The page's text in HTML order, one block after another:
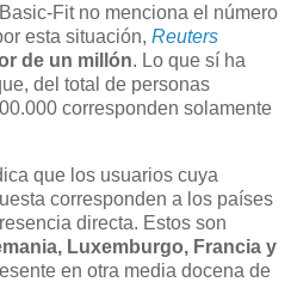
Fit no menciona el número
esta situación, Reuters
de un millón. Lo que sí ha
del total de personas
corresponden solamente
que los usuarios cuya
corresponden a los países
directa. Estos son
Luxemburgo, Francia y
en otra media docena de